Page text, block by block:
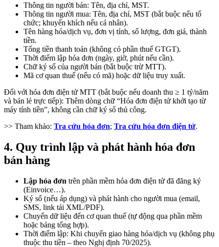
Thông tin người bán: Tên, địa chỉ, MST.
Thông tin người mua: Tên, địa chỉ, MST (bắt buộc nếu tổ
chức; khuyến khích nếu cá nhân).
Tên hàng hóa/dịch vụ, đơn vị tính, số lượng, đơn giá, thành
tiền.
Tổng tiền thanh toán (không có phần thuế GTGT).
Thời điểm lập hóa đơn (ngày, giờ, phút nếu cần).
Chữ ký số của người bán (bắt buộc trừ MTT).
Mã cơ quan thuế (nếu có mã) hoặc dữ liệu truy xuất.
Đối với hóa đơn điện tử MTT (bắt buộc nếu doanh thu ≥ 1 tỷ/năm
và bán lẻ trực tiếp): Thêm dòng chữ “Hóa đơn điện tử khởi tạo từ
máy tính tiền”, không cần chữ ký số thủ công.
>> Tham khảo: Tra cứu hóa đơn; Tra cứu hóa đơn điện tử.
4. Quy trình lập và phát hành hóa đơn
bán hàng
Lập hóa đơn trên phần mềm hóa đơn điện tử đã đăng ký
(Einvoice…).
Ký số (nếu áp dụng) và phát hành cho người mua (email,
SMS, link tải XML/PDF).
Chuyển dữ liệu đến cơ quan thuế (tự động qua phần mềm
hoặc bảng tổng hợp).
Thời điểm lập: Khi chuyển giao hàng hóa/dịch vụ (không phụ
thuộc thu tiền – theo Nghị định 70/2025).